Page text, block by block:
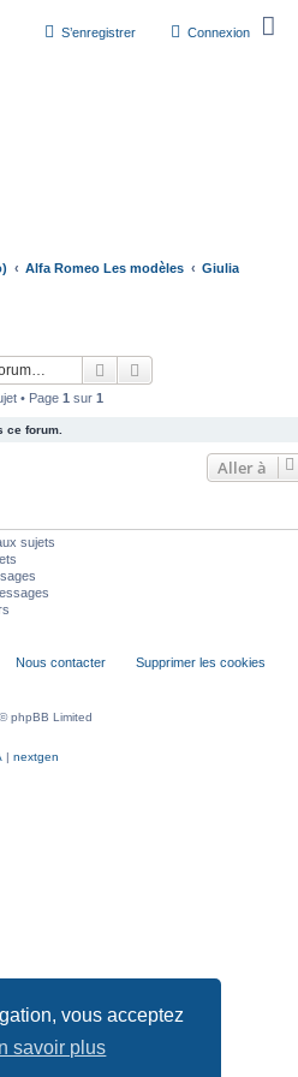
vous acceptez
savoir plus
Connexion
S’enregistrer
Alfa Romeo Les modèles
Giulia
Rechercher
• Page 1 sur 1
ce forum.
Aller à
sujets
Nous contacter Supprimer les cookies
phpBB Limited
| nextgen